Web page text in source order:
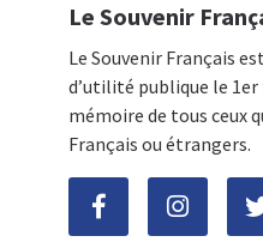
Le Souvenir
Le Souvenir Français
d’utilité publique le
mémoire de tous ceux
Français ou étrangers.